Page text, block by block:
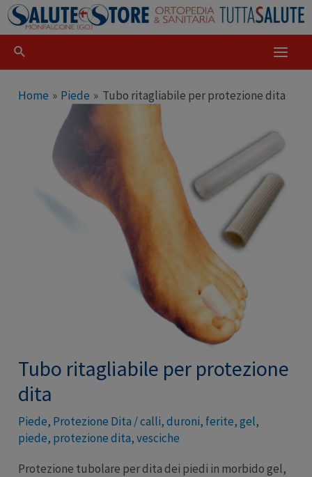
Home Piede Tubo ritagliabile per protezione dita
Tubo ritagliabile per protezione
dita
Piede, Protezione Dita /calli,duroni, ferite,gel,
piede, protezione dita,vesciche
Protezione tubolare per dita dei piedi in morbido gel,